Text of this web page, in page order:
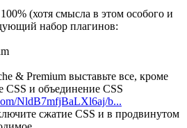
(хотя смысла в этом особого и
набор плагинов:
& Premium выставьте все, кроме
CSS и объединение CSS
NldB7mfjBaLXl6aj/b...
сжатие CSS и в продвинутом